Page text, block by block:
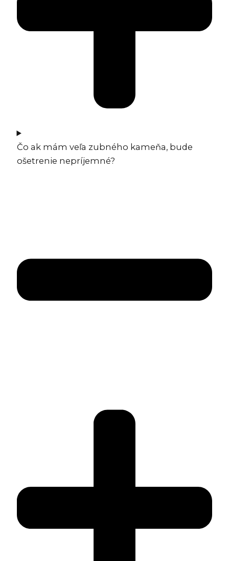
Čo ak mám veľa zubného kameňa, bude
ošetrenie nepríjemné?